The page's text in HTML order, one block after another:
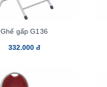
Ghế gấp G136
332.000 đ